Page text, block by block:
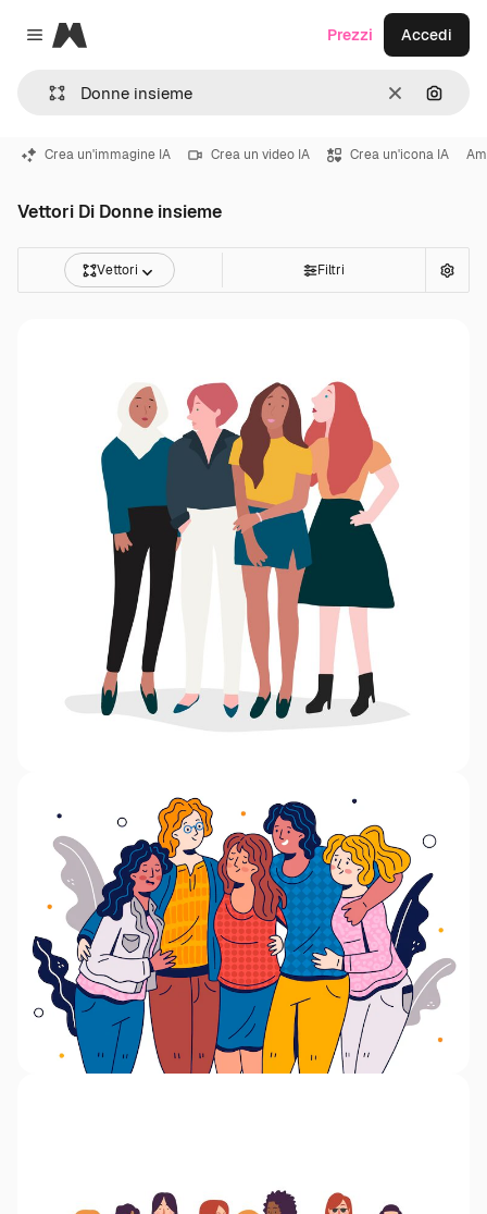
Close menu
Magnific
CancellaCerca
Prezzi Accedi
Crea un'immagine IA Crea un video IA Crea un'icona IA
Vettori Di Donne insieme
Vettori Filtri